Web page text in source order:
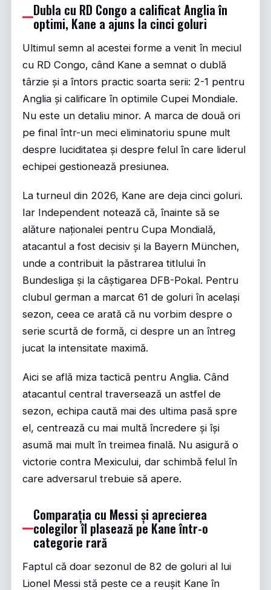
Dubla cu RD Congo a calificat Anglia în
optimi, Kane a ajuns la cinci goluri
Ultimul semn al acestei forme a venit în meciul
cu RD Congo, când Kane a semnat o dublă
târzie și a întors practic soarta serii: 2-1 pentru
Anglia și calificare în optimile Cupei Mondiale.
Nu este un detaliu minor. A marca de două ori
pe final într-un meci eliminatoriu spune mult
despre luciditatea și despre felul în care liderul
echipei gestionează presiunea.
La turneul din 2026, Kane are deja cinci goluri.
Iar Independent notează că, înainte să se
alăture naționalei pentru Cupa Mondială,
atacantul a fost decisiv și la Bayern München,
unde a contribuit la păstrarea titlului în
Bundesliga și la câștigarea DFB-Pokal. Pentru
clubul german a marcat 61 de goluri în același
sezon, ceea ce arată că nu vorbim despre o
serie scurtă de formă, ci despre un an întreg
jucat la intensitate maximă.
Aici se află miza tactică pentru Anglia. Când
atacantul central traversează un astfel de
sezon, echipa caută mai des ultima pasă spre
el, centrează cu mai multă încredere și își
asumă mai mult în treimea finală. Nu asigură o
victorie contra Mexicului, dar schimbă felul în
care adversarul trebuie să apere.
Comparația cu Messi și aprecierea
colegilor îl plasează pe Kane într-o
categorie rară
Faptul că doar sezonul de 82 de goluri al lui
Lionel Messi stă peste ce a reușit Kane în